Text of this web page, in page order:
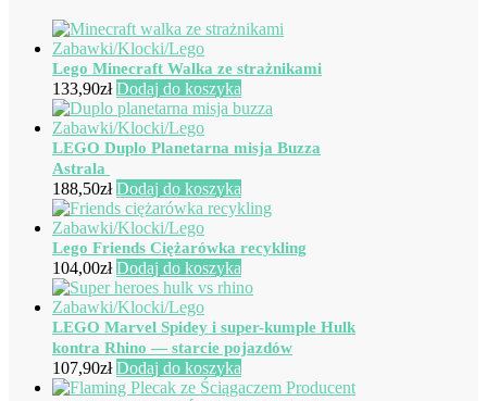
Lego Minecraft Walka ze strażnikami
133,90zł Dodaj do koszyka
LEGO Duplo Planetarna misja Buzza
Astrala
188,50zł Dodaj do koszyka
Lego Friends Ciężarówka recykling
104,00zł Dodaj do koszyka
LEGO Marvel Spidey i super-kumple Hulk
kontra Rhino — starcie pojazdów
107,90zł Dodaj do koszyka